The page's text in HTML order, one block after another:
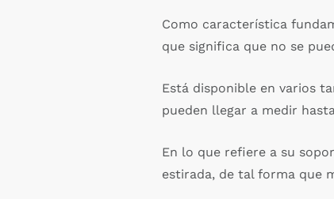
Como característica
que significa que no se
Está disponible en varios
pueden llegar a medir
En lo que refiere a su
estirada, de tal forma que